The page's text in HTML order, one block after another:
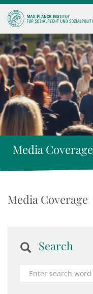
Media Coverage
Media Coverage
Search